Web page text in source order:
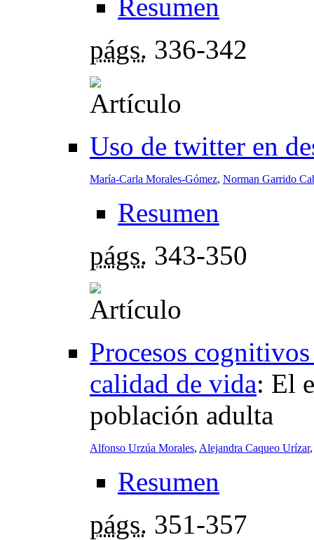
Resumen
págs. 336-342
Uso de twitter en
María-Carla Morales-Gómez, Norman Garrido
Resumen
págs. 343-350
Procesos
calidad de vida: El
población adulta
Alfonso Urzúa Morales, Alejandra Caqueo Urízar
Resumen
págs. 351-357